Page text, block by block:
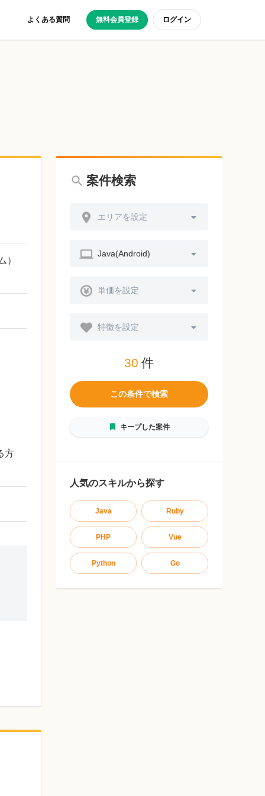
よくある質問 無料会員登録 ログイン
）
方
案件検索
エリアを設定
Java(Android)
単価を設定
特徴を設定
30 件
この条件で検索
キープした案件
人気のスキルから探す
Java Ruby
PHP Vue
Python Go